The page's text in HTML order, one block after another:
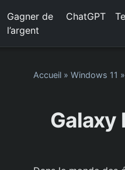
Gagner de
l’argent
ChatGPT
Accueil » Windows 11 »
Galaxy